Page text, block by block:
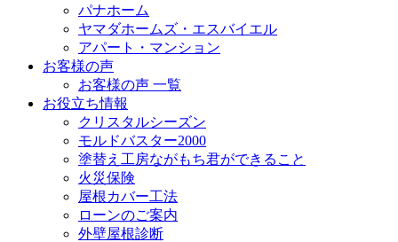
パナホーム
ヤマダホームズ・エスバイエル
アパート・マンション
お客様の声
お客様の声 一覧
お役立ち情報
クリスタルシーズン
モルドバスター2000
塗替え工房ながもち君ができること
火災保険
屋根カバー工法
ローンのご案内
外壁屋根診断